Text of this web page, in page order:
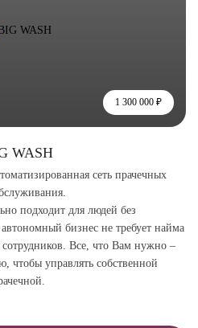
1 300 000 ₽
WASH
сеть прачечных
подходит для людей без
бизнес не требует найма
Все, что Вам нужно –
чтобы управлять собственной